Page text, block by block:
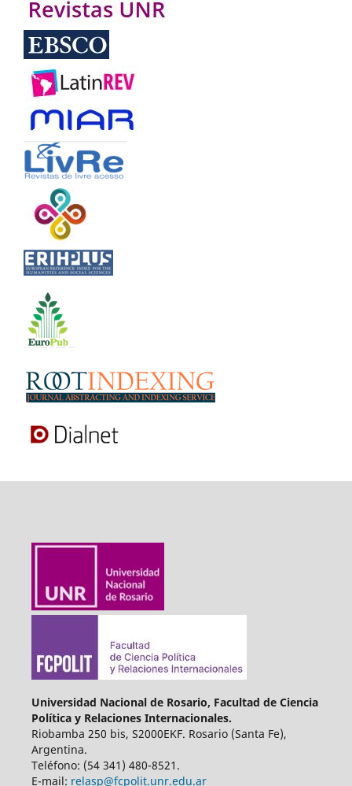
Universidad Nacional de Rosario, Facultad de Ciencia
Política y Relaciones Internacionales.
Riobamba 250 bis, S2000EKF. Rosario (Santa Fe),
Argentina.
Teléfono: (54 341) 480-8521.
E-mail: relasp@fcpolit.unr.edu.ar